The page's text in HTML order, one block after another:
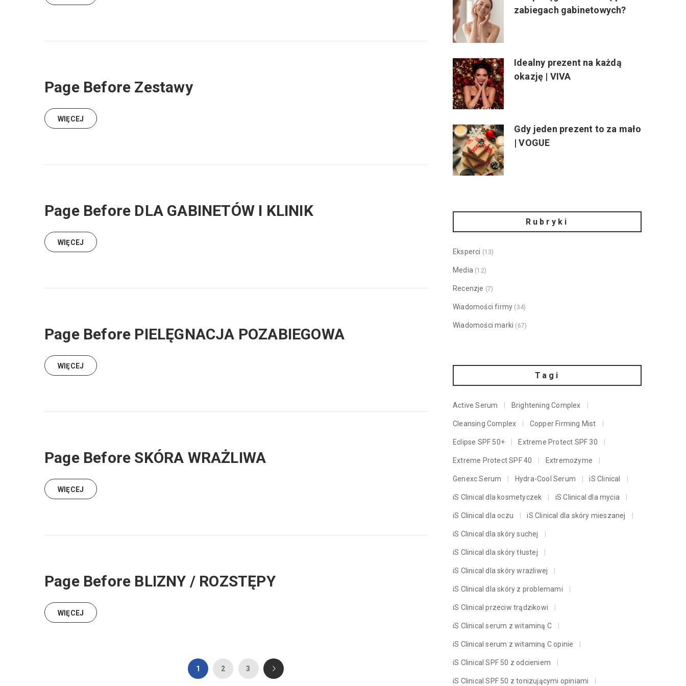
Page Before Zestawy
WIĘCEJ
Page Before DLA GABINETÓW I KLINIK
WIĘCEJ
Page Before PIELĘGNACJA POZABIEGOWA
WIĘCEJ
Page Before SKÓRA WRAŻLIWA
WIĘCEJ
Page Before BLIZNY / ROZSTĘPY
WIĘCEJ
1 2 3
zabiegach gabinetowych?
Idealny prezent na każdą
okazję | VIVA
Gdy jeden prezent to za mało
| VOGUE
Rubryki
Eksperci (13)
Media (12)
Recenzje (7)
Wiadomości firmy (34)
Wiadomości marki (67)
Tagi
Active Serum Brightening Complex
Cleansing Complex Copper Firming Mist
Eclipse SPF 50+ Extreme Protect SPF 30
Extreme Protect SPF 40 Extremozyme
Genexc Serum Hydra-Cool Serum iS Clinical
iS Clinical dla kosmetyczek iS Clinical dla mycia
iS Clinical dla oczu iS Clinical dla skóry mieszanej
iS Clinical dla skóry suchej
iS Clinical dla skóry tłustej
iS Clinical dla skóry wrażliwej
iS Clinical dla skóry z problemami
iS Clinical przeciw trądzikowi
iS Clinical serum z witaminą C
iS Clinical serum z witaminą C opinie
iS Clinical SPF 50 z odcieniem
iS Clinical SPF 50 z tonizującymi opiniami